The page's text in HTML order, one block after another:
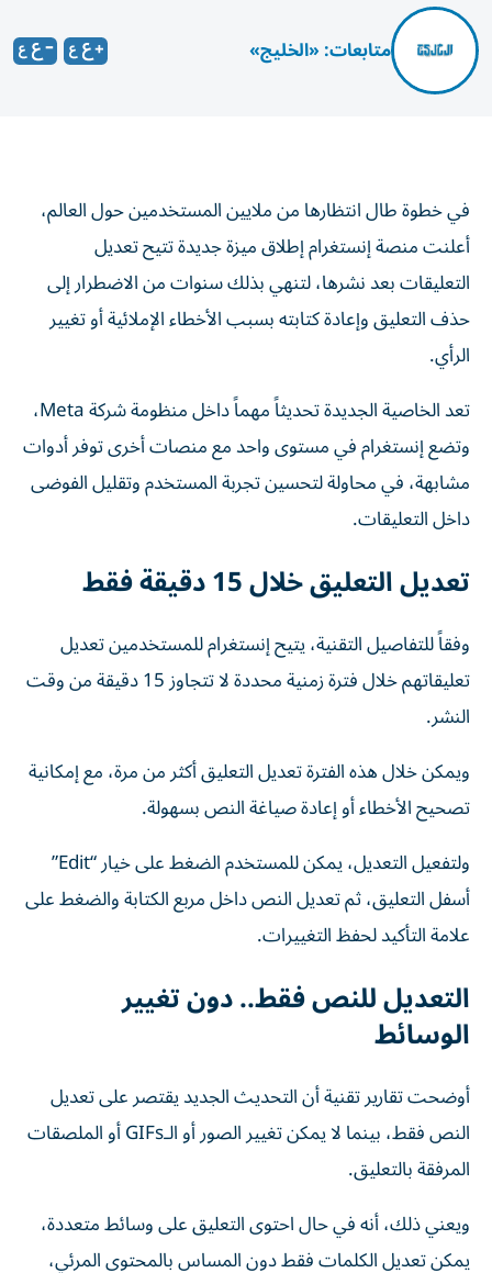
متابعات: «الخليج»
في خطوة طال انتظارها من ملايين المستخدمين حول العالم،
أعلنت منصة إنستغرام إطلاق ميزة جديدة تتيح تعديل
التعليقات بعد نشرها، لتنهي بذلك سنوات من الاضطرار إلى
حذف التعليق وإعادة كتابته بسبب الأخطاء الإملائية أو تغيير
الرأي.
تعد الخاصية الجديدة تحديثاً مهماً داخل منظومة شركة Meta،
وتضع إنستغرام في مستوى واحد مع منصات أخرى توفر أدوات
مشابهة، في محاولة لتحسين تجربة المستخدم وتقليل الفوضى
داخل التعليقات.
تعديل التعليق خلال 15 دقيقة فقط
وفقاً للتفاصيل التقنية، يتيح إنستغرام للمستخدمين تعديل
تعليقاتهم خلال فترة زمنية محددة لا تتجاوز 15 دقيقة من وقت
النشر.
ويمكن خلال هذه الفترة تعديل التعليق أكثر من مرة، مع إمكانية
تصحيح الأخطاء أو إعادة صياغة النص بسهولة.
ولتفعيل التعديل، يمكن للمستخدم الضغط على خيار “Edit”
أسفل التعليق، ثم تعديل النص داخل مربع الكتابة والضغط على
علامة التأكيد لحفظ التغييرات.
التعديل للنص فقط.. دون تغيير
الوسائط
أوضحت تقارير تقنية أن التحديث الجديد يقتصر على تعديل
النص فقط، بينما لا يمكن تغيير الصور أو الـGIFs أو الملصقات
المرفقة بالتعليق.
ويعني ذلك، أنه في حال احتوى التعليق على وسائط متعددة،
يمكن تعديل الكلمات فقط دون المساس بالمحتوى المرئي،